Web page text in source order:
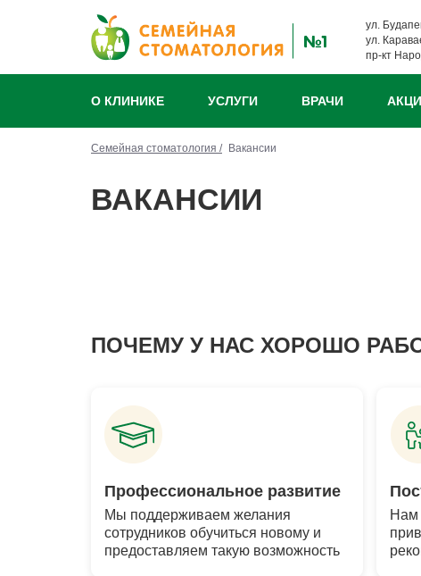
ул.
ул.
пр-кт
О КЛИНИКЕ УСЛУГИ ВРАЧИ
Семейная стоматология / Вакансии
ВАКАНСИИ
ПОЧЕМУ У НАС ХОРОШО
Профессиональное развитие
Мы поддерживаем желания
сотрудников обучиться новому и
предоставляем такую возможность
Нам